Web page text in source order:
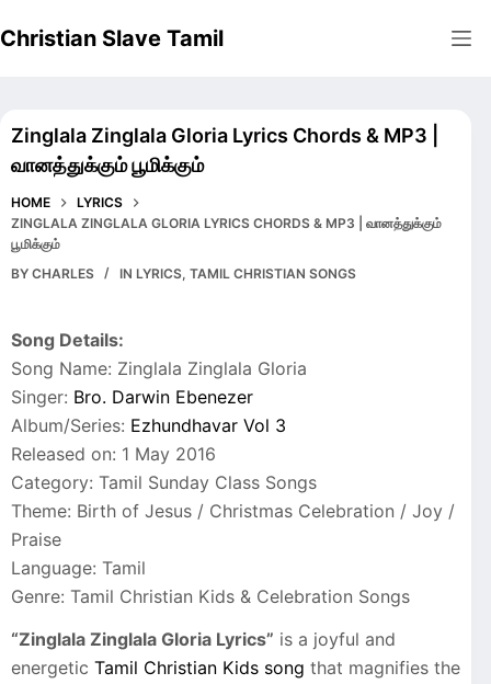
to
Christian Slave Tamil
Zinglala Zinglala Gloria Lyrics Chords & MP3 |
வானத்துக்கும் பூமிக்கும்
HOME
LYRICS
ZINGLALA ZINGLALA GLORIA LYRICS CHORDS & MP3 | வானத்துக்கும்
பூமிக்கும்
BY CHARLES IN LYRICS,TAMIL CHRISTIAN SONGS
Song Details:
Song Name: Zinglala Zinglala Gloria
Singer: Bro. Darwin Ebenezer
Album/Series: Ezhundhavar Vol 3
Released on: 1 May 2016
Category: Tamil Sunday Class Songs
Theme: Birth of Jesus / Christmas Celebration / Joy /
Praise
Language: Tamil
Genre: Tamil Christian Kids & Celebration Songs
“Zinglala Zinglala Gloria Lyrics” is a joyful and
energetic Tamil Christian Kids song that magnifies the